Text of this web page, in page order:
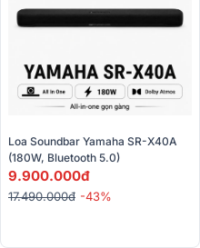
Loa Soundbar Yamaha SR-X40A
(180W, Bluetooth 5.0)
9.900.000đ
17.490.000đ -43%